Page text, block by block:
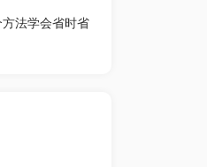
法学会省时省